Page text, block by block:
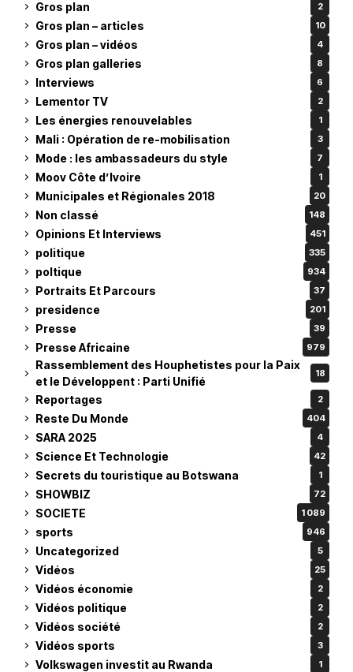
Gros plan 2
Gros plan – articles 10
Gros plan – vidéos 4
Gros plan galleries 8
Interviews 6
Lementor TV 2
Les énergies renouvelables 1
Mali : Opération de re-mobilisation 3
Mode : les ambassadeurs du style 7
Moov Côte d’Ivoire 1
Municipales et Régionales 2018 20
Non classé 148
Opinions Et Interviews 451
politique 335
poltique 934
Portraits Et Parcours 37
presidence 201
Presse 39
Presse Africaine 979
Rassemblement des Houphetistes pour la Paix
et le Développent : Parti Unifié
18
Reportages 2
Reste Du Monde 404
SARA 2025 4
Science Et Technologie 42
Secrets du touristique au Botswana 1
SHOWBIZ 72
SOCIETE 1 089
sports 946
Uncategorized 5
Vidéos 25
Vidéos économie 2
Vidéos politique 2
Vidéos société 2
Vidéos sports 3
Volkswagen investit au Rwanda 1